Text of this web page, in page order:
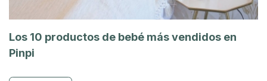
Los 10 productos de bebé más vendidos en
Pinpi